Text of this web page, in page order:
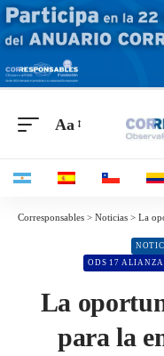
Aa
ODS 17
La
para la